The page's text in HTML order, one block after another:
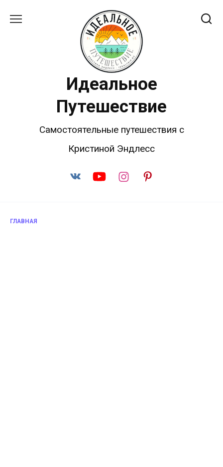
Идеальное
Путешествие
Самостоятельные путешествия с
Кристиной Эндлесс
ГЛАВНАЯ